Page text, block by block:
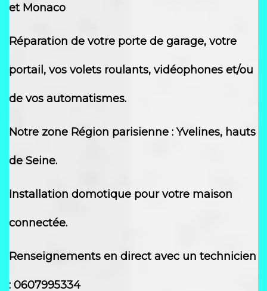
et Monaco
Réparation de votre porte de garage, votre
portail, vos volets roulants, vidéophones et/ou
de vos automatismes.
Notre zone Région parisienne : Yvelines, hauts
de Seine.
Installation domotique pour votre maison
connectée.
Renseignements en direct avec un technicien
: 0607995334